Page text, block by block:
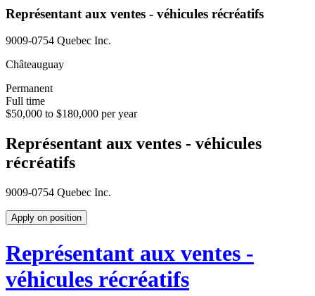
Représentant aux ventes - véhicules récréatifs
9009-0754 Quebec Inc.
Châteauguay
Permanent
Full time
$50,000 to $180,000 per year
Représentant aux ventes - véhicules
récréatifs
9009-0754 Quebec Inc.
Apply on position
Représentant aux ventes -
véhicules récréatifs